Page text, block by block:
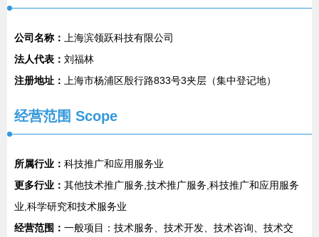
公司名称：
上海滨领跃科技有限公司
法人代表： 刘福林
注册地址：
上海市杨浦区殷行路833号3夹层（集中登记地）
经营范围 Scope
所属行业： 科技推广和应用服务业
更多行业： 其他技术推广服务,技术推广服务,科技推广和应用服务
业,科学研究和技术服务业
经营范围： 一般项目：技术服务、技术开发、技术咨询、技术交